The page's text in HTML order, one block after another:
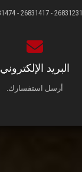
26831231 - 26831417 - 26831474
البريد الإلكتروني
أرسل استفسارك.